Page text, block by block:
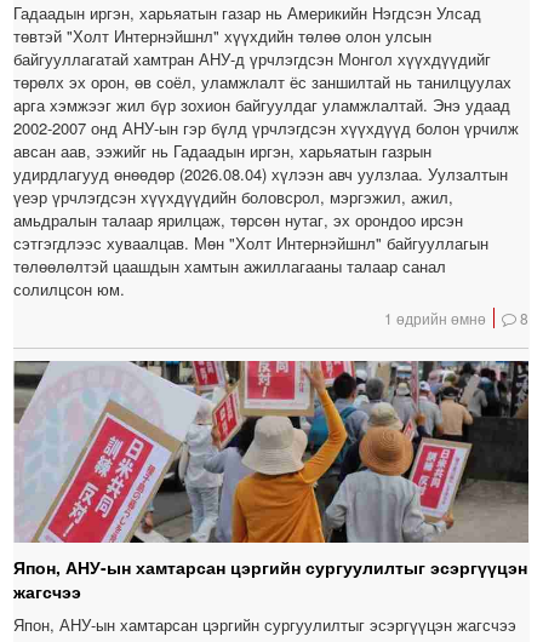
Гадаадын иргэн, харьяатын газар нь Америкийн Нэгдсэн Улсад
төвтэй "Холт Интернэйшнл" хүүхдийн төлөө олон улсын
байгууллагатай хамтран АНУ-д үрчлэгдсэн Монгол хүүхдүүдийг
төрөлх эх орон, өв соёл, уламжлалт ёс заншилтай нь танилцуулах
арга хэмжээг жил бүр зохион байгуулдаг уламжлалтай. Энэ удаад
2002-2007 онд АНУ-ын гэр бүлд үрчлэгдсэн хүүхдүүд болон үрчилж
авсан аав, ээжийг нь Гадаадын иргэн, харьяатын газрын
удирдлагууд өнөөдөр (2026.08.04) хүлээн авч уулзлаа. Уулзалтын
үеэр үрчлэгдсэн хүүхдүүдийн боловсрол, мэргэжил, ажил,
амьдралын талаар ярилцаж, төрсөн нутаг, эх орондоо ирсэн
сэтгэгдлээс хуваалцав. Мөн "Холт Интернэйшнл" байгууллагын
төлөөлөлтэй цаашдын хамтын ажиллагааны талаар санал
солилцсон юм.
1 өдрийн өмнө 8
Япон, АНУ-ын хамтарсан цэргийн сургуулилтыг эсэргүүцэн
жагсчээ
Япон, АНУ-ын хамтарсан цэргийн сургуулилтыг эсэргүүцэн жагсчээ